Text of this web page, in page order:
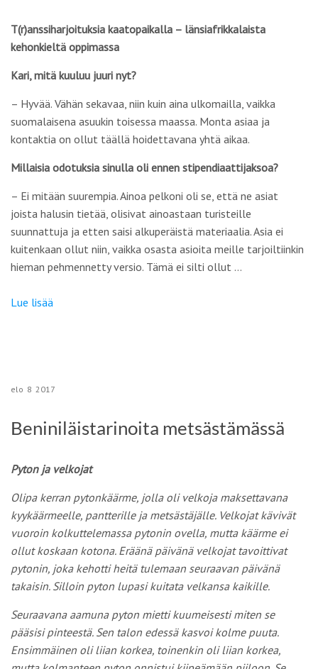
T(r)anssiharjoituksia kaatopaikalla – länsiafrikkalaista
kehonkieltä oppimassa
Kari, mitä kuuluu juuri nyt?
– Hyvää. Vähän sekavaa, niin kuin aina ulkomailla, vaikka
suomalaisena asuukin toisessa maassa. Monta asiaa ja
kontaktia on ollut täällä hoidettavana yhtä aikaa.
Millaisia odotuksia sinulla oli ennen stipendiaattijaksoa?
– Ei mitään suurempia. Ainoa pelkoni oli se, että ne asiat
joista halusin tietää, olisivat ainoastaan turisteille
suunnattuja ja etten saisi alkuperäistä materiaalia. Asia ei
kuitenkaan ollut niin, vaikka osasta asioita meille tarjoiltiinkin
hieman pehmennetty versio. Tämä ei silti ollut …
Lue lisää
elo 8 2017
Beniniläistarinoita metsästämässä
Pyton ja velkojat
Olipa kerran pytonkäärme, jolla oli velkoja maksettavana
kyykäärmeelle, pantterille ja metsästäjälle. Velkojat kävivät
vuoroin kolkuttelemassa pytonin ovella, mutta käärme ei
ollut koskaan kotona. Eräänä päivänä velkojat tavoittivat
pytonin, joka kehotti heitä tulemaan seuraavan päivänä
takaisin. Silloin pyton lupasi kuitata velkansa kaikille.
Seuraavana aamuna pyton mietti kuumeisesti miten se
pääsisi pinteestä. Sen talon edessä kasvoi kolme puuta.
Ensimmäinen oli liian korkea, toinenkin oli liian korkea,